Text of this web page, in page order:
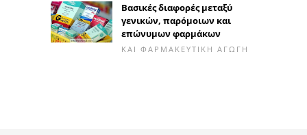
Βασικές διαφορές μεταξύ
γενικών, παρόμοιων και
επώνυμων φαρμάκων
ΚΑΙ ΦΑΡΜΑΚΕΥΤΙΚΉ ΑΓΩΓΉ